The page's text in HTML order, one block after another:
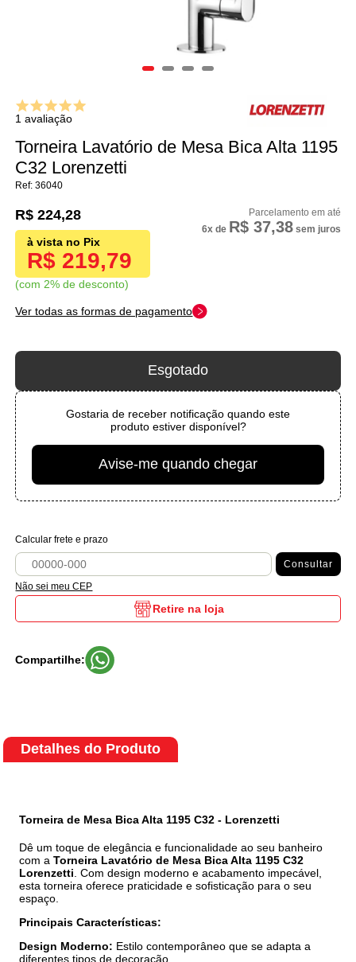
1 avaliação
Torneira Lavatório de Mesa Bica Alta 1195
C32 Lorenzetti
36040
R$ 219,79
com 2% de desconto
R$ 224,28
6x de R$ 37,38sem juros
Ver todas as formas de pagamento
Esgotado
Gostaria de receber notificação quando este
produto estiver disponível?
Avise-me quando chegar
Calcular frete e prazo
Consultar
Não sei meu CEP
Retire na loja
Compartilhe:
Detalhes do Produto
Torneira de Mesa Bica Alta 1195 C32 - Lorenzetti
Dê um toque de elegância e funcionalidade ao seu banheiro
com aTorneira Lavatório de Mesa Bica Alta 1195 C32
Lorenzetti . Com design moderno e acabamento impecável,
esta torneira oferece praticidade e sofisticação para o seu
espaço.
Principais Características:
Design Moderno: Estilo contemporâneo que se adapta a
diferentes tipos de decoração.